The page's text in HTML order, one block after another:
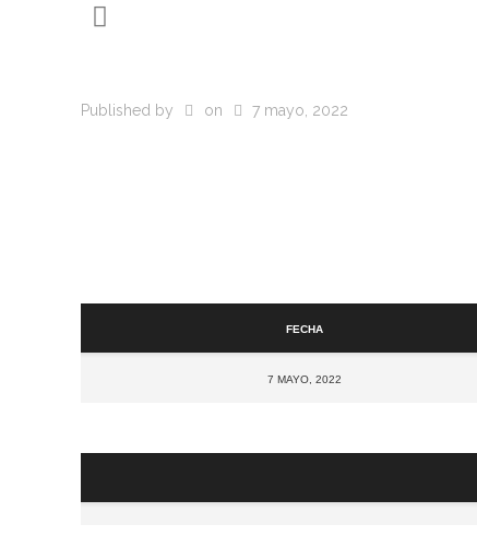
Published by on 7 mayo, 2022
Fecha
7 mayo, 2022